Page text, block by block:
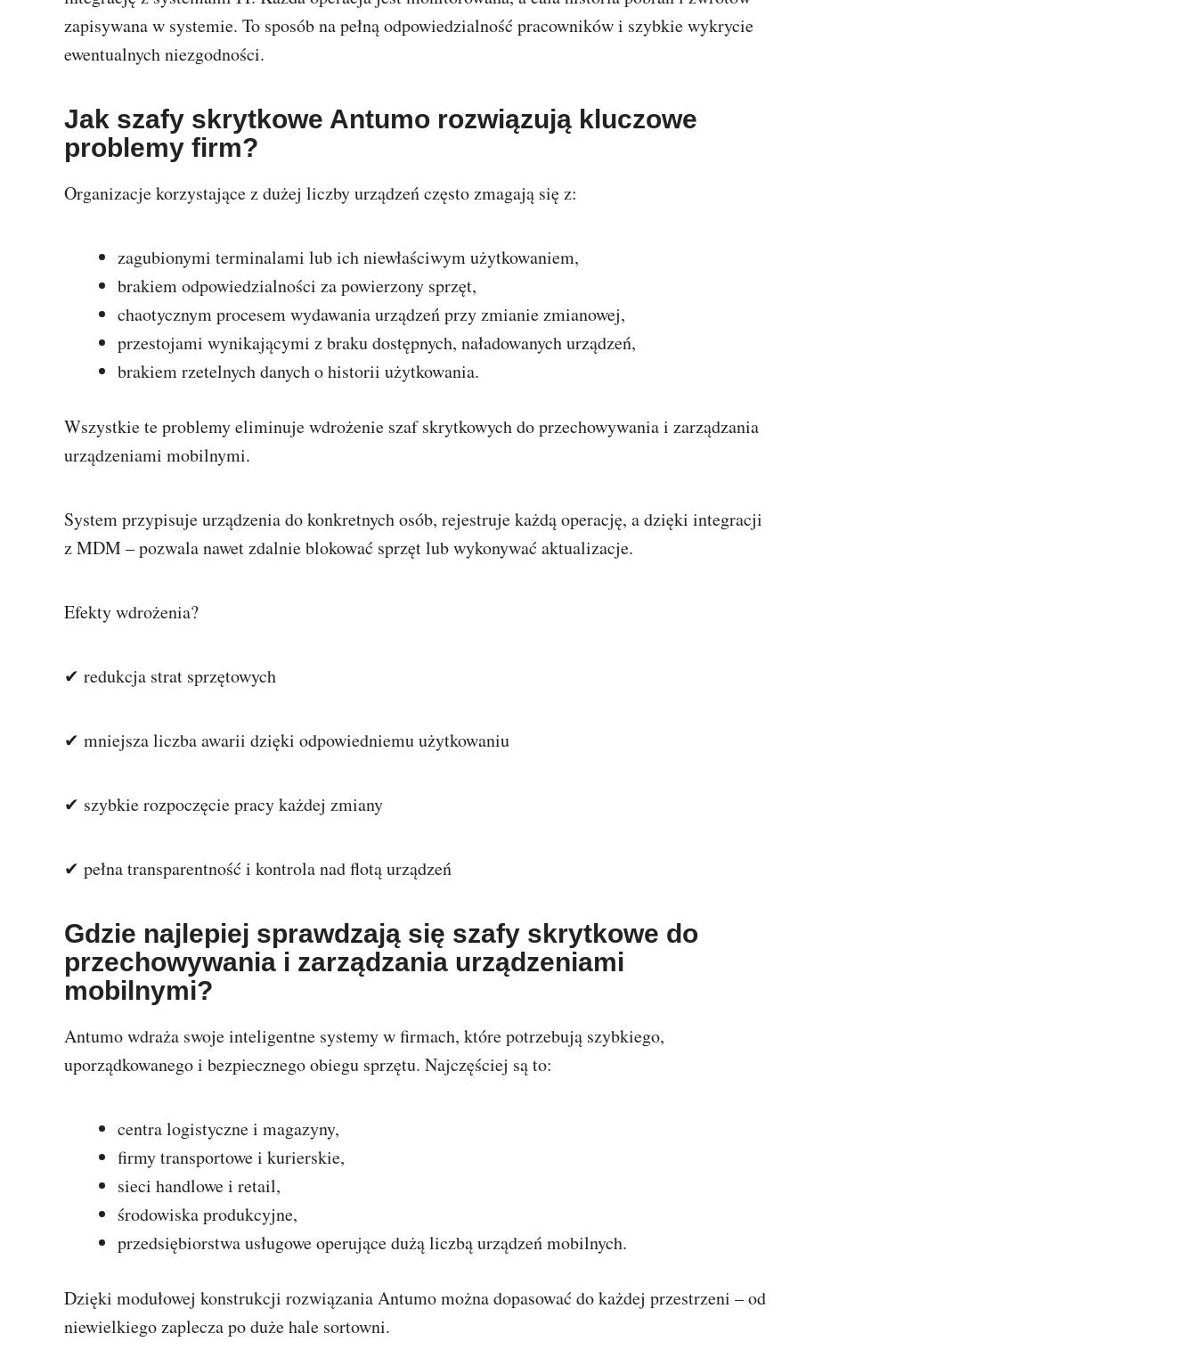
zapisywana w systemie. To sposób na pełną odpowiedzialność pracowników i szybkie wykrycie
ewentualnych niezgodności.
Jak szafy skrytkowe Antumo rozwiązują kluczowe
problemy firm?
Organizacje korzystające z dużej liczby urządzeń często zmagają się z:
zagubionymi terminalami lub ich niewłaściwym użytkowaniem,
brakiem odpowiedzialności za powierzony sprzęt,
chaotycznym procesem wydawania urządzeń przy zmianie zmianowej,
przestojami wynikającymi z braku dostępnych, naładowanych urządzeń,
brakiem rzetelnych danych o historii użytkowania.
Wszystkie te problemy eliminuje wdrożenie szaf skrytkowych do przechowywania i zarządzania
urządzeniami mobilnymi.
System przypisuje urządzenia do konkretnych osób, rejestruje każdą operację, a dzięki integracji
z MDM – pozwala nawet zdalnie blokować sprzęt lub wykonywać aktualizacje.
Efekty wdrożenia?
✔ redukcja strat sprzętowych
✔ mniejsza liczba awarii dzięki odpowiedniemu użytkowaniu
✔ szybkie rozpoczęcie pracy każdej zmiany
✔ pełna transparentność i kontrola nad flotą urządzeń
Gdzie najlepiej sprawdzają się szafy skrytkowe do
przechowywania i zarządzania urządzeniami
mobilnymi?
Antumo wdraża swoje inteligentne systemy w firmach, które potrzebują szybkiego,
uporządkowanego i bezpiecznego obiegu sprzętu. Najczęściej są to:
centra logistyczne i magazyny,
firmy transportowe i kurierskie,
sieci handlowe i retail,
środowiska produkcyjne,
przedsiębiorstwa usługowe operujące dużą liczbą urządzeń mobilnych.
Dzięki modułowej konstrukcji rozwiązania Antumo można dopasować do każdej przestrzeni – od
niewielkiego zaplecza po duże hale sortowni.